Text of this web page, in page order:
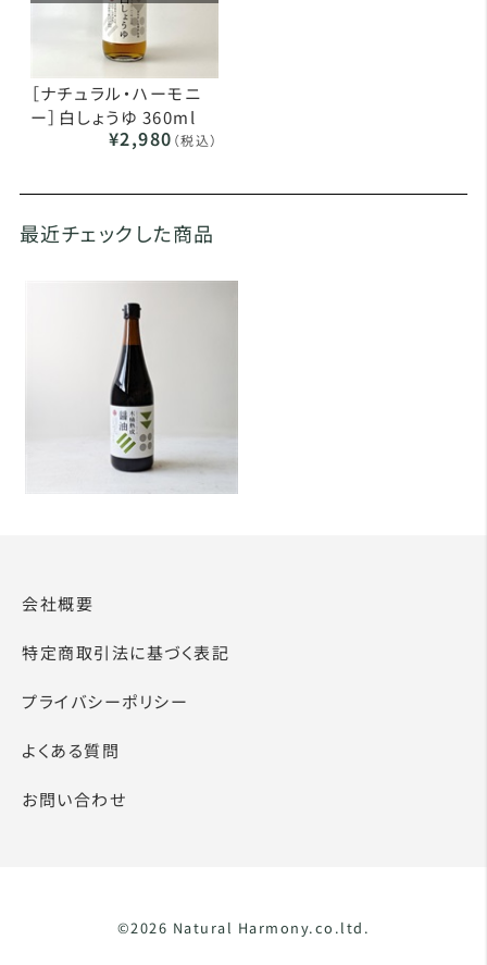
［ナチュラル・ハーモニ
ー］白しょうゆ 360ml
¥2,980 （税込）
最近チェックした商品
会社概要
特定商取引法に基づく表記
プライバシーポリシー
よくある質問
お問い合わせ
©2026 Natural Harmony.co.ltd.